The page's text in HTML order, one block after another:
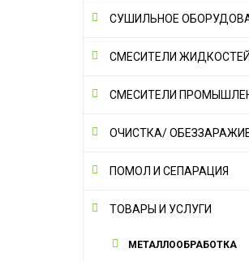
СУШИЛЬНОЕ
СМЕСИТЕЛИ ЖИДКОСТЕЙ
СМЕСИТЕЛИ
ОЧИСТКА/
ПОМОЛ И СЕПАРАЦИЯ
ТОВАРЫ И УСЛУГИ
МЕТАЛЛООБРАБОТКА